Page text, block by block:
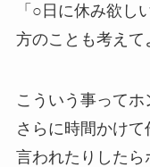
「○日に休み欲し
方のことも考えて
こういう事ってホ
さらに時間かけ
言われたりしたら